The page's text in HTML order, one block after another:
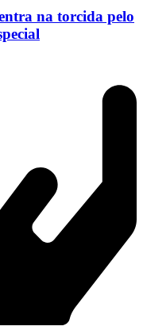
na torcida pelo